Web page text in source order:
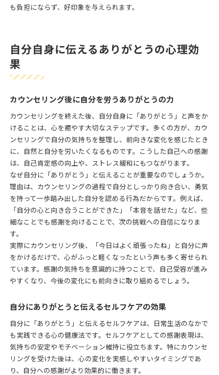
も負担にならず、好印象を与えられます。
自分自身に伝えるありがとうの心理効
果
カウンセリング後に自分を労うありがとうの力
カウンセリングを終えた後、自分自身に「ありがとう」と声をか
けることは、心を癒やす大切なステップです。多くの方が、カウ
ンセリングで自分の気持ちを整理し、前向きな変化を感じたとき
に、自然と自分を労いたくなるものです。こうした自己への感謝
は、自己肯定感の向上や、ストレス緩和にもつながります。
なぜ自分に「ありがとう」と伝えることが重要なのでしょうか。
理由は、カウンセリングの過程で自分としっかり向き合い、勇気
を持って一歩踏み出した自分を認める行為だからです。例えば、
「自分の心と向き合うことができた」「本音を話せた」など、些
細なことでも感謝を向けることで、次の挑戦への自信になりま
す。
実際にカウンセリング後、「今日はよく頑張ったね」と自分に声
をかけるだけで、心がふっと軽くなったという声も多く寄せられ
ています。感謝の気持ちを意識的に持つことで、自己受容が進み
やすくなり、今後の変化にも前向きに取り組めるでしょう。
自分にありがとうと伝えるセルフケアの効果
自分に「ありがとう」と伝えるセルフケアは、日常生活のなかで
も実践できる心の健康法です。セルフケアとしての感謝表現は、
気持ちの安定やモチベーション維持に役立ちます。特にカウンセ
リングを受けた後は、心の変化を実感しやすいタイミングであ
り、自分への感謝がより効果的に働きます。